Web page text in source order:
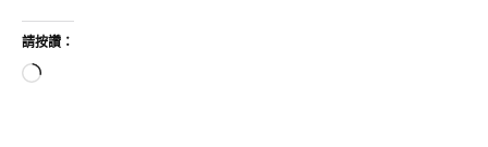
請按讚：
正